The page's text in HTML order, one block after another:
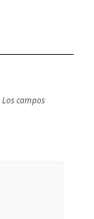
Los campos